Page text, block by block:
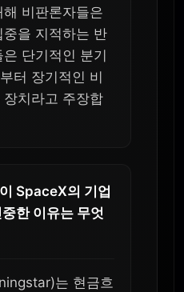
비판론자들은
을 지적하는 반
단기적인 분기
터 장기적인 비
치라고 주장합
SpaceX의 기업
한 이유는 무엇
는 현금흐